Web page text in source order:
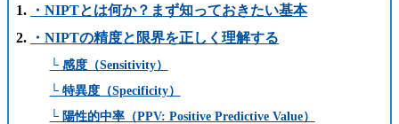
・NIPTとは何か？まず知っておきたい基本
・NIPTの精度と限界を正しく理解する
└ 感度（Sensitivity）
└ 特異度（Specificity）
└ 陽性的中率（PPV: Positive Predictive Value）